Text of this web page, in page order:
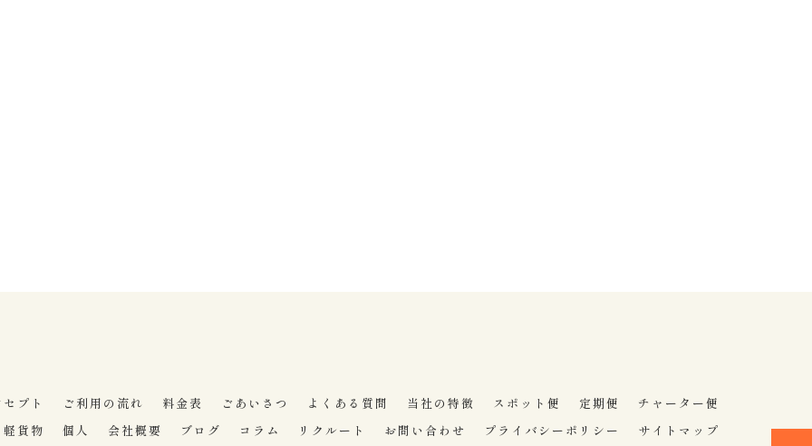
プト ご利用の流れ 料金表 ごあいさつ よくある質問 当社の特徴 スポット便 定期便
チャーター便
軽貨物
個人 会社概要 ブログ コラム リクルート お問い合わせ プライバシーポリシー サイトマップ